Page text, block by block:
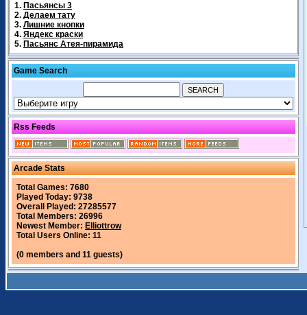
1. Пасьянсы 3
2. Делаем тату
3. Лишние кнопки
4. Яндекс краски
5. Пасьянс Атея-пирамида
Game Search
Rss Feeds
Arcade Stats
Total Games: 7680
Played Today: 9738
Overall Played: 27285577
Total Members: 26996
Newest Member: Elliottrow
Total Users Online: 11
(0 members and 11 guests)